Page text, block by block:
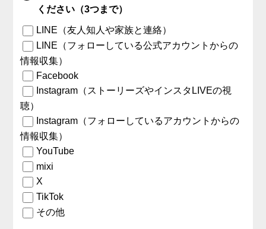
ください（3つまで）
LINE（友人知人や家族と連絡）
LINE（フォローしている公式アカウントからの
情報収集）
Facebook
Instagram（ストーリーズやインスタLIVEの視
聴）
Instagram（フォローしているアカウントからの
情報収集）
YouTube
mixi
X
TikTok
その他